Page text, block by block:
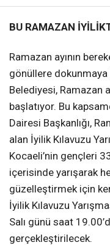
BU RAMAZAN
Ramazan ayının
gönüllere dokunmaya
Belediyesi, Ramazan
başlatıyor. Bu
Dairesi Başkanlığı,
alan İyilik Kılavuzu
Kocaeli’nin gençleri
içerisinde yarışarak
güzelleştirmek için
İyilik Kılavuzu
Salı günü saat
gerçekleştirilecek.